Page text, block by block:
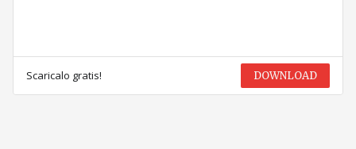
Scaricalo gratis! DOWNLOAD